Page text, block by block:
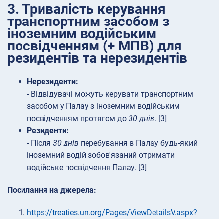
3. Тривалість керування
транспортним засобом з
іноземним водійським
посвідченням (+ МПВ) для
резидентів та нерезидентів
Нерезиденти:
- Відвідувачі можуть керувати транспортним
засобом у Палау з іноземним водійським
посвідченням протягом до 30 днів. [3]
Резиденти:
- Після 30 днів перебування в Палау будь-який
іноземний водій зобов'язаний отримати
водійське посвідчення Палау. [3]
Посилання на джерела:
https://treaties.un.org/Pages/ViewDetailsV.aspx?